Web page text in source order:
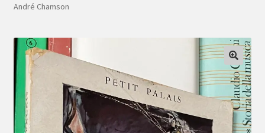
il
menu
child
Desiderata
Checkout
Account
Espandi
il
André Chamson